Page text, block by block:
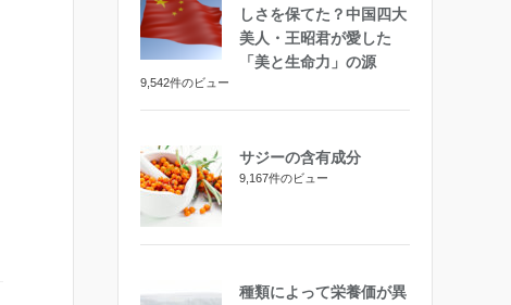
しさを保てた？中国四大
美人・王昭君が愛した
「美と生命力」の源
9,542件のビュー
サジーの含有成分
9,167件のビュー
種類によって栄養価が異